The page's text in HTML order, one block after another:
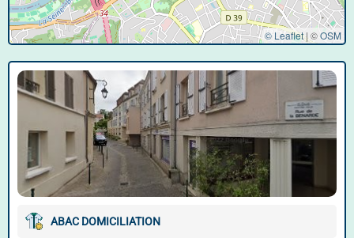
© Leaflet|©OSM
ABAC DOMICILIATION